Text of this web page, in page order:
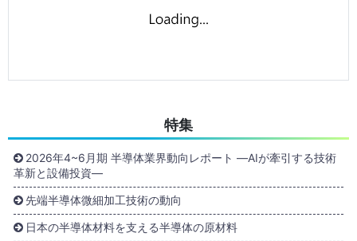
特集
2026年4~6月期 半導体業界動向レポート ―AIが牽引する技術
革新と設備投資―
先端半導体微細加工技術の動向
日本の半導体材料を支える半導体の原材料